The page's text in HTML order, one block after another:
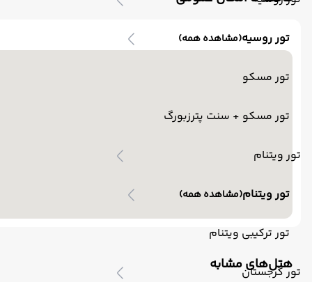
تور روسیه(مشاهده همه)
تور مسکو
تور مسکو + سنت پترزبورگ
تور ویتنام
تور ویتنام(مشاهده همه)
تور ترکیبی ویتنام
تور گرجستان
‌هتل‌های مشابه